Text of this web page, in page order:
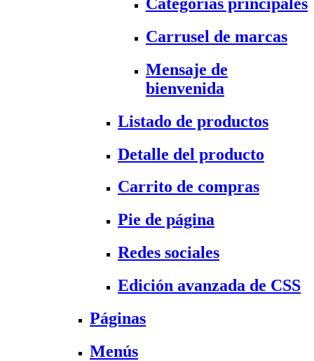
Carrusel de marcas
Mensaje de
bienvenida
Listado de productos
Detalle del producto
Carrito de compras
Pie de página
Redes sociales
Edición avanzada de CSS
Páginas
Menús